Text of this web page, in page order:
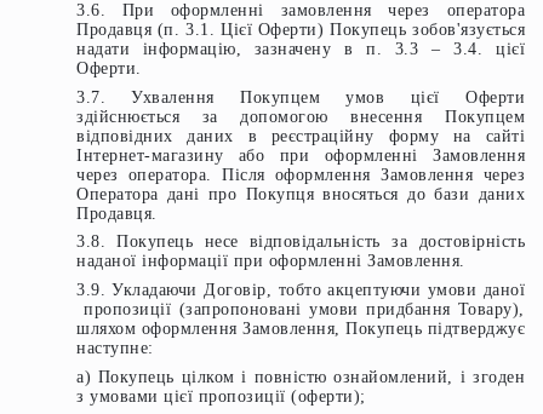
3.6. При оформленні замовлення через оператора
Продавця (п. 3.1. Цієї Оферти) Покупець зобов'язується
надати інформацію, зазначену в п. 3.3 – 3.4. цієї
Оферти.
3.7. Ухвалення Покупцем умов цієї Оферти
здійснюється за допомогою внесення Покупцем
відповідних даних в реєстраційну форму на сайті
Інтернет-магазину або при оформленні Замовлення
через оператора. Після оформлення Замовлення через
Оператора дані про Покупця вносяться до бази даних
Продавця.
3.8. Покупець несе відповідальність за достовірність
наданої інформації при оформленні Замовлення.
3.9. Укладаючи Договір, тобто акцептуючи умови даної
пропозиції (запропоновані умови придбання Товару),
шляхом оформлення Замовлення, Покупець підтверджує
наступне:
а) Покупець цілком і повністю ознайомлений, і згоден
з умовами цієї пропозиції (оферти);